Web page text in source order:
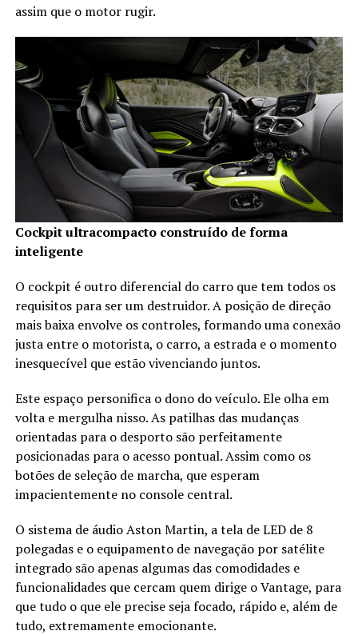
assim que o motor rugir.
Cockpit ultracompacto construído de forma
inteligente
O cockpit é outro diferencial do carro que tem todos os
requisitos para ser um destruidor. A posição de direção
mais baixa envolve os controles, formando uma conexão
justa entre o motorista, o carro, a estrada e o momento
inesquecível que estão vivenciando juntos.
Este espaço personifica o dono do veículo. Ele olha em
volta e mergulha nisso. As patilhas das mudanças
orientadas para o desporto são perfeitamente
posicionadas para o acesso pontual. Assim como os
botões de seleção de marcha, que esperam
impacientemente no console central.
O sistema de áudio Aston Martin, a tela de LED de 8
polegadas e o equipamento de navegação por satélite
integrado são apenas algumas das comodidades e
funcionalidades que cercam quem dirige o Vantage, para
que tudo o que ele precise seja focado, rápido e, além de
tudo, extremamente emocionante.